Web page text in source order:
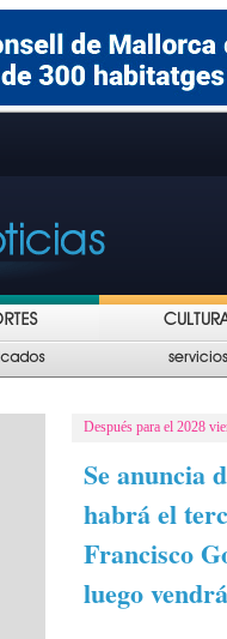
Después para el 2028
Se anuncia
habrá el
Francisco
luego